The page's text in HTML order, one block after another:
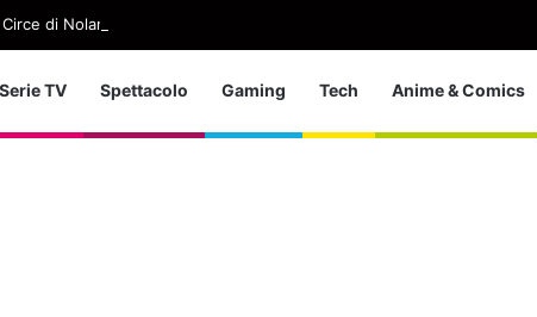
Circe di Nolan senza ingaggi: il paradosso di Samantha Norton
Serie TV Spettacolo Gaming Tech Anime & Comics